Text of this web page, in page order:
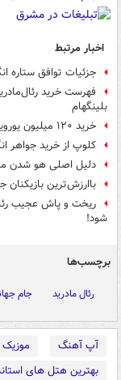
اخبار مرتبط
جزئیات توافق ستاره انگلیس با
فهرست خرید
بلینگهام
خرید ۱۲۰ میلیون یورویی رئال مادرید کیست؟ +عکس
کلوپ از خرید جواهر
دلیل اصلی هو شدن
باارزش‌ترین
ریخت و پاش عجیب
شود!
برچسب‌ها
رئال مادرید جام جهانی
آپ آهنگ
بهترین هتل های